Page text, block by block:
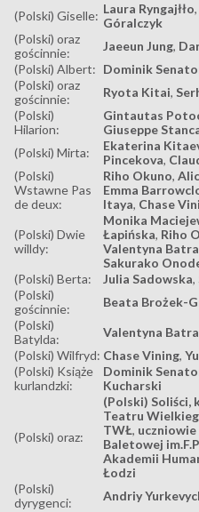
(Polski) Giselle: Laura Ryngajłło,
Góralczyk
(Polski) oraz
gościnnie:
Jaeeun Jung,
(Polski) Albert: Dominik
(Polski) oraz
gościnnie:
Ryota Kitai,
(Polski)
Hilarion:
Gintautas
Giuseppe
(Polski) Mirta:
Ekaterina
Pincekova,
(Polski)
Wstawne Pas
de deux:
Riho Okuno,
Emma
Itaya, Chase
(Polski) Dwie
willdy:
Monika
Łapińska, Riho
Valentyna
Sakurako
(Polski) Berta:
Julia Sadowska,
(Polski)
gościnnie:
Beata Brożek-
(Polski)
Batylda:
Valentyna
(Polski) Wilfryd: Chase Vining,
(Polski) Książe
kurlandzki:
Dominik
Kucharski
(Polski) oraz:
(Polski) Soliści,
Teatru
TWŁ, uczniowie
Baletowej
Akademii
Łodzi
(Polski)
dyrygenci:
Andriy